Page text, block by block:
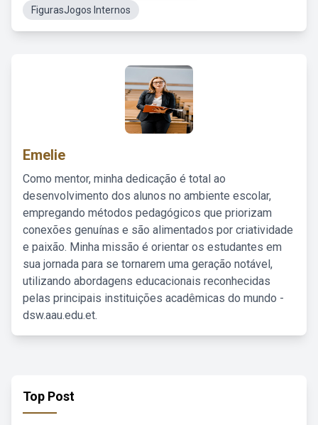
FigurasJogos Internos
Emelie
Como mentor, minha dedicação é total ao
desenvolvimento dos alunos no ambiente escolar,
empregando métodos pedagógicos que priorizam
conexões genuínas e são alimentados por criatividade
e paixão. Minha missão é orientar os estudantes em
sua jornada para se tornarem uma geração notável,
utilizando abordagens educacionais reconhecidas
pelas principais instituições acadêmicas do mundo -
dsw.aau.edu.et.
Top Post